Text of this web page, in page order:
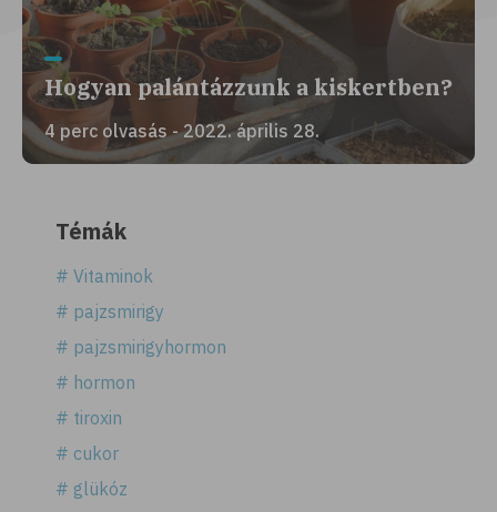
Hogyan palántázzunk a kiskertben?
4 perc olvasás - 2022. április 28.
Témák
# Vitaminok
# pajzsmirigy
# pajzsmirigyhormon
# hormon
# tiroxin
# cukor
# glükóz